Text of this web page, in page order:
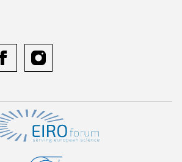
facebookinstagram